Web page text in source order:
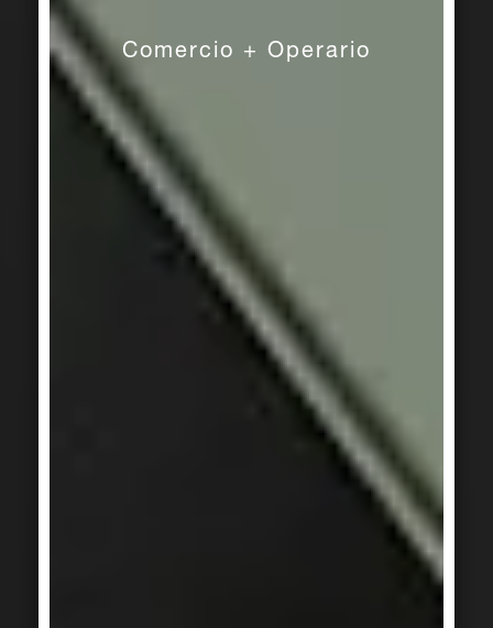
Comercio + Operario
Plural